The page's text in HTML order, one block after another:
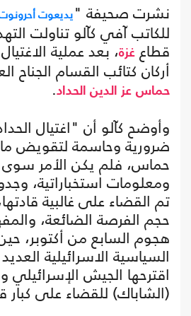
نشرت صحيفة "يديعوت
للكاتب آفي كآلو تناولت
قطاع غزة، بعد عملية
أركان كتائب القسام الجناح
حماس عز الدين الحداد.
وأوضح كآلو أن "اغتيال
ضرورية وحاسمة لتقويض
حماس، فلم يكن الأمر
ومعلومات استخباراتية،
تم القضاء على غالبية
حجم الفرصة الضائعة،
هجوم السابع من أكتوبر،
السياسية الاسرائيلية
اقترحها الجيش الإسرائيلي
(الشاباك) للقضاء على كبار